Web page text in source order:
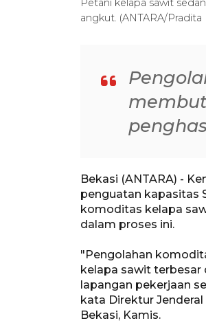
Petani kelapa sawit
angkut. (ANTARA/Pradita
Bekasi (ANTARA) -
penguatan kapasitas
komoditas kelapa
dalam proses ini.
"Pengolahan
kelapa sawit terbesar
lapangan pekerjaan
kata Direktur
Bekasi, Kamis.